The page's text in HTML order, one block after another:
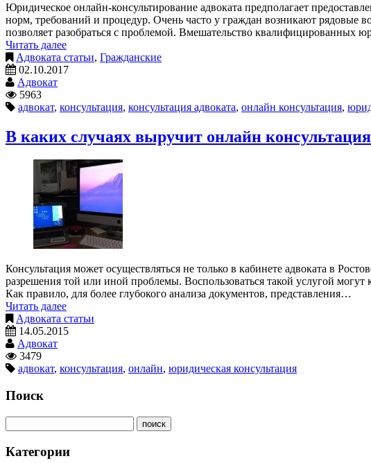
Юридическое онлайн-консультирование адвоката предполагает
норм, требований и процедур. Очень часто у граждан возникают рядовые
позволяет разобраться с проблемой. Вмешательство квалифицированных
Читать далее
Адвоката статьи, Гражданские
02.10.2017
Адвокат
5963
адвокат, консультация, консультация адвоката, онлайн консультация,
В каких случаях выручит онлайн консультация
Консультация может осуществляться не только в кабинете адвоката в
разрешения той или иной проблемы. Воспользоваться такой услугой
Как правило, для более глубокого анализа документов, представления…
Читать далее
Адвоката статьи
14.05.2015
Адвокат
3479
адвокат, консультация, онлайн, юридическая консультация
Поиск
Категории